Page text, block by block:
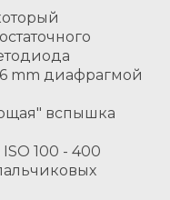
mm диафрагмой
вспышка
100 - 400